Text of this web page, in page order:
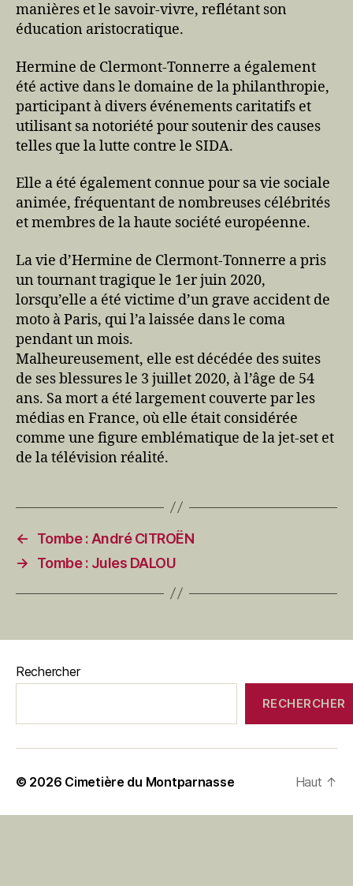
manières et le savoir-vivre, reflétant son
éducation aristocratique.
Hermine de Clermont-Tonnerre a également
été active dans le domaine de la philanthropie,
participant à divers événements caritatifs et
utilisant sa notoriété pour soutenir des causes
telles que la lutte contre le SIDA.
Elle a été également connue pour sa vie sociale
animée, fréquentant de nombreuses célébrités
et membres de la haute société européenne.
La vie d’Hermine de Clermont-Tonnerre a pris
un tournant tragique le 1er juin 2020,
lorsqu’elle a été victime d’un grave accident de
moto à Paris, qui l’a laissée dans le coma
pendant un mois.
Malheureusement, elle est décédée des suites
de ses blessures le 3 juillet 2020, à l’âge de 54
ans. Sa mort a été largement couverte par les
médias en France, où elle était considérée
comme une figure emblématique de la jet-set et
de la télévision réalité.
←
Tombe : André CITROËN
→
Tombe : Jules DALOU
Rechercher
RECHERCHER
© 2026 Cimetière du Montparnasse Haut ↑